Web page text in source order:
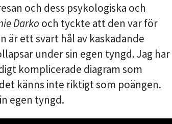
och dess psykologiska och
Darko och tyckte att den var för
är ett svart hål av kaskadande
under sin egen tyngd. Jag har
komplicerade diagram som
känns inte riktigt som poängen.
egen tyngd.